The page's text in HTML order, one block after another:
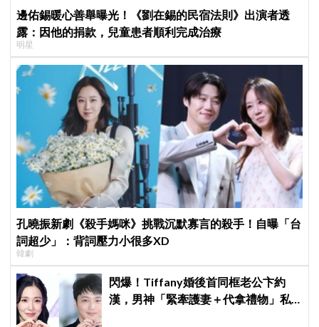
邊佑錫暖心善舉曝光！《劉在錫的民宿法則》出演者透
露：因他的捐款，兒童患者順利完成治療
明星
孔曉振新劇《殺手媽咪》挑戰沉默寡言的殺手！自曝「台
詞超少」：背詞壓力小很多XD
韓劇
閃爆！Tiffany婚後首同框老公卞約
漢，男神「緊牽護妻＋代拿禮物」私